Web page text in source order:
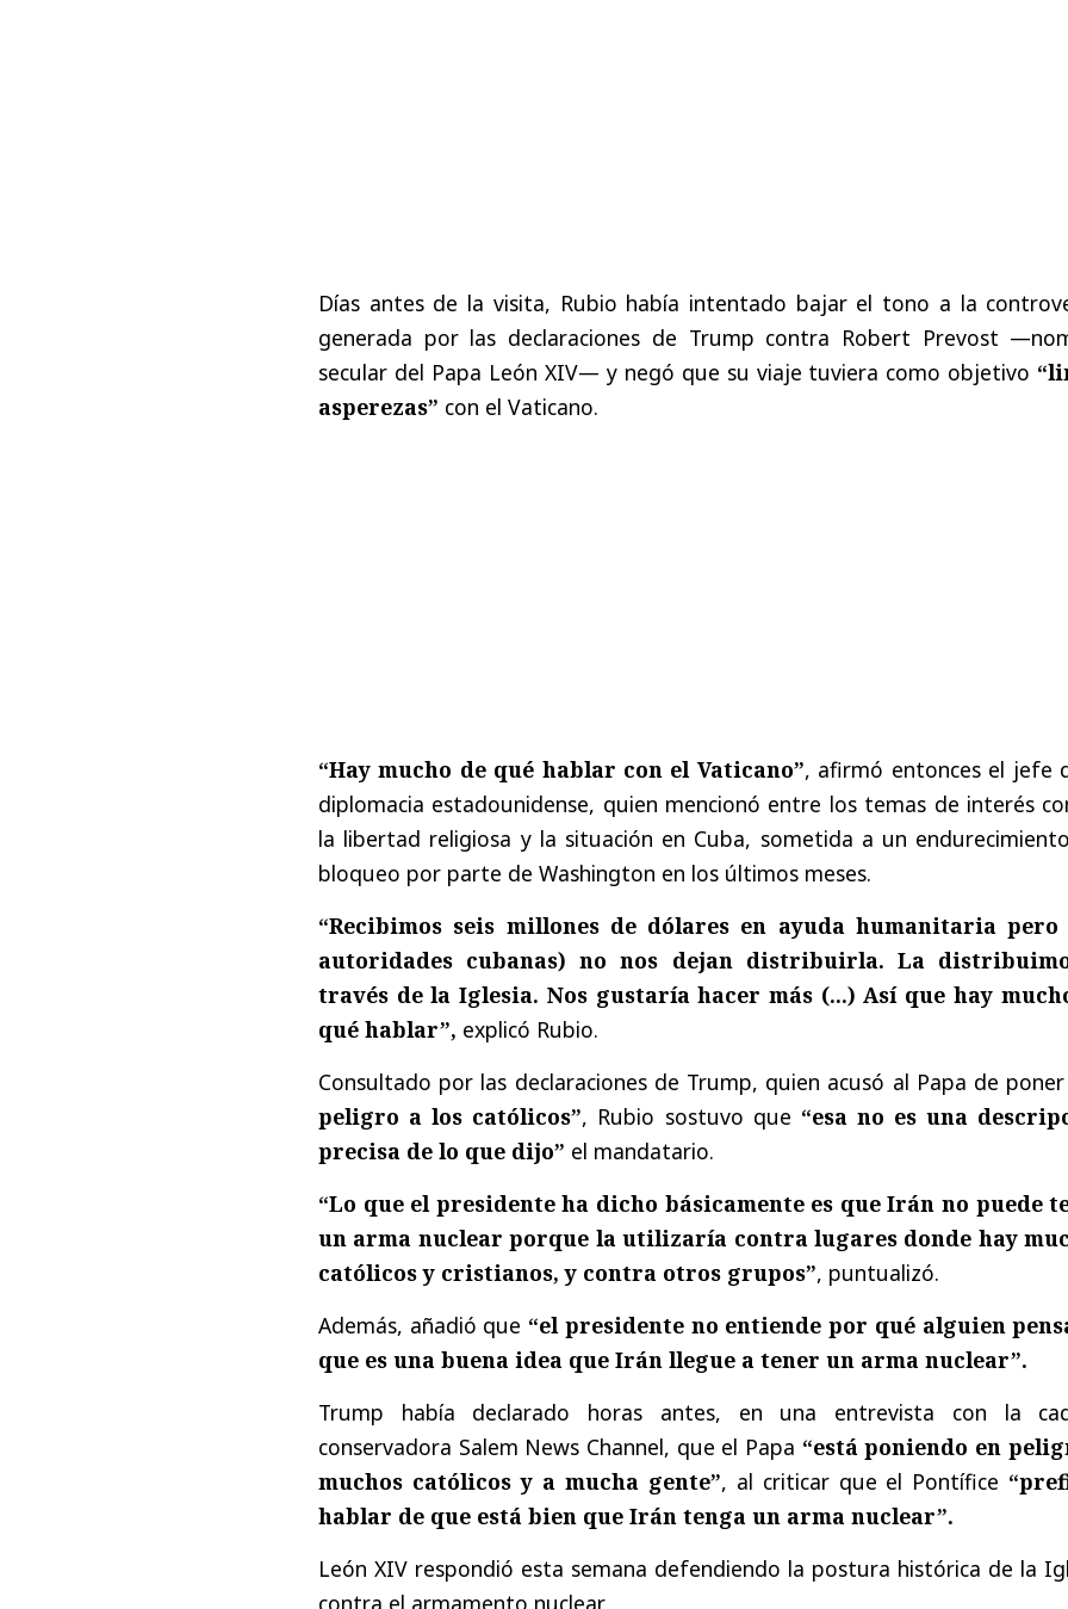
Días antes de la visita, Rubio había intentado bajar el tono a la
generada por las declaraciones de Trump contra Robert Prevost
secular del Papa León XIV— y negó que su viaje tuviera como objetivo
asperezas” con el Vaticano.
“Hay mucho de qué hablar con el Vaticano”, afirmó entonces el jefe
diplomacia estadounidense, quien mencionó entre los temas de interés
la libertad religiosa y la situación en Cuba, sometida a un
bloqueo por parte de Washington en los últimos meses.
“Recibimos seis millones de dólares en ayuda humanitaria pero
autoridades cubanas) no nos dejan distribuirla. La
través de la Iglesia. Nos gustaría hacer más (...) Así que hay
qué hablar”, explicó Rubio.
Consultado por las declaraciones de Trump, quien acusó al Papa de poner
peligro a los católicos”, Rubio sostuvo que “esa no es una
precisa de lo que dijo” el mandatario.
“Lo que el presidente ha dicho básicamente es que Irán no puede
un arma nuclear porque la utilizaría contra lugares donde hay
católicos y cristianos, y contra otros grupos”, puntualizó.
Además, añadió que “el presidente no entiende por qué alguien
que es una buena idea que Irán llegue a tener un arma nuclear”.
Trump había declarado horas antes, en una entrevista con la
conservadora Salem News Channel, que el Papa “está poniendo en
muchos católicos y a mucha gente”, al criticar que el Pontífice
hablar de que está bien que Irán tenga un arma nuclear”.
León XIV respondió esta semana defendiendo la postura histórica de la
contra el armamento nuclear.